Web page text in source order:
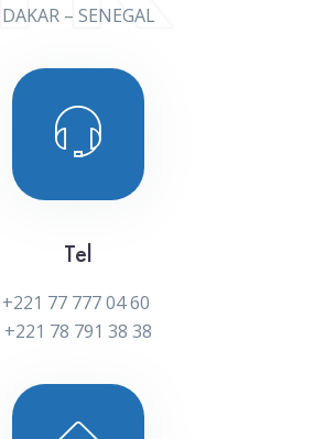
DAKAR – SENEGAL
Tel
+221 77 777 04 60
+221 78 791 38 38